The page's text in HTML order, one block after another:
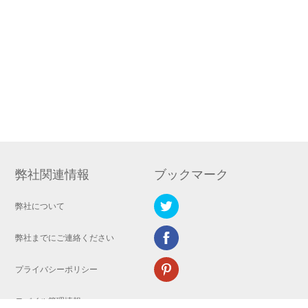
弊社関連情報
弊社について
弊社までにご連絡ください
プライバシーポリシー
モバイル管理情報
ブックマーク